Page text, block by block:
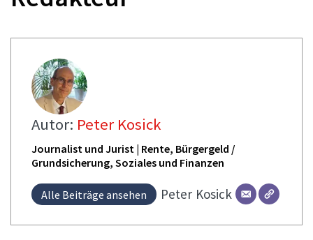
Autor: Peter Kosick
Journalist und Jurist | Rente, Bürgergeld /
Grundsicherung, Soziales und Finanzen
Alle Beiträge ansehen Peter Kosick